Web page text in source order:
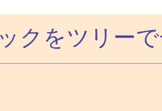
クをツリー